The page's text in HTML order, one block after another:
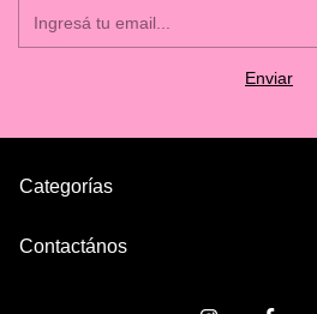
Categorías
Contactános